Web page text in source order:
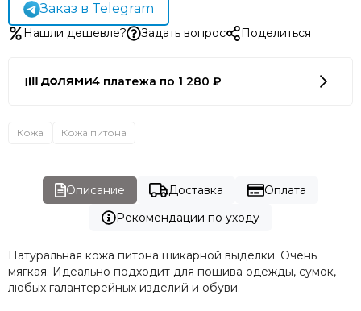
Заказ в Telegram
Нашли дешевле? Задать вопрос Поделиться
4 платежа по 1 280 ₽
Кожа Кожа питона
Описание Доставка
Оплата
Рекомендации по уходу
Натуральная кожа питона шикарной выделки. Очень
мягкая. Идеально подходит для пошива одежды, сумок,
любых галантерейных изделий и обуви.